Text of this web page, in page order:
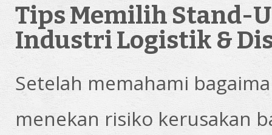
Tips Memilih Stand-
Industri Logistik &
Setelah memahami
menekan risiko kerusakan